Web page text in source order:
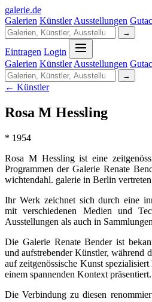
galerie.de
Galerien Künstler Ausstellungen
→
Eintragen Login
Galerien Künstler Ausstellungen
→
← Künstler
Rosa M Hessling
* 1954
Rosa M Hessling ist eine
Programmen der Galerie Renate
wichtendahl. galerie in Berlin
Ihr Werk zeichnet sich durch eine
mit verschiedenen Medien und
Ausstellungen als auch in
Die Galerie Renate Bender ist
und aufstrebender Künstler, während
auf zeitgenössische Kunst
einem spannenden Kontext präsentiert.
Die Verbindung zu diesen